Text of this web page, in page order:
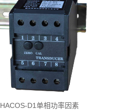
HACOS-D1单相功率因素